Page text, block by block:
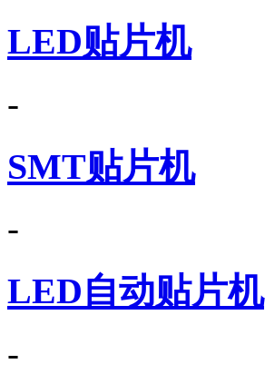
LED贴片机
-
SMT贴片机
-
LED自动贴片机
-